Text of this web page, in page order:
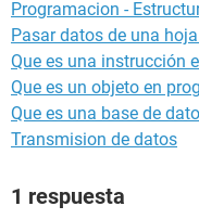
Programacion -
Pasar datos de una
Que es una instrucción
Que es un objeto en
Que es una base de
Transmision de datos
1 respuesta